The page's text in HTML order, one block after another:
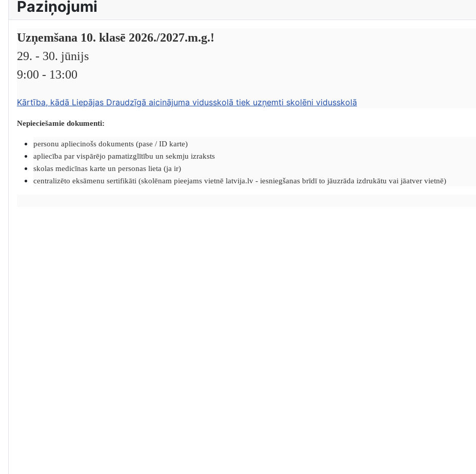
Paziņojumi
Uzņemšana 10. klasē 2026./2027.m.g.!
29. - 30. jūnijs
9:00 - 13:00
Kārtība, kādā Liepājas Draudzīgā aicinājuma vidusskolā tiek uzņemti skolēni vidusskolā
Nepieciešamie dokumenti:
personu apliecinošs dokuments (pase / ID karte)
apliecība par vispārējo pamatizglītību un sekmju izraksts
skolas medicīnas karte un personas lieta (ja ir)
centralizēto eksāmenu sertifikāti (skolēnam pieejams vietnē latvija.lv - iesniegšanas brīdī to jāuzrāda izdrukātu vai jāatver vietnē)